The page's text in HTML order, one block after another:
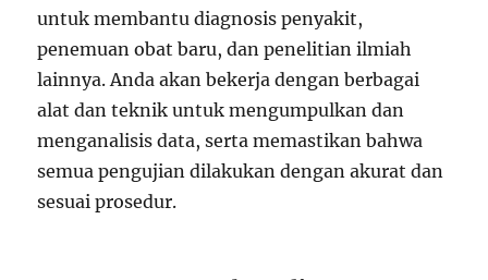
untuk membantu diagnosis penyakit,
penemuan obat baru, dan penelitian ilmiah
lainnya. Anda akan bekerja dengan berbagai
alat dan teknik untuk mengumpulkan dan
menganalisis data, serta memastikan bahwa
semua pengujian dilakukan dengan akurat dan
sesuai prosedur.